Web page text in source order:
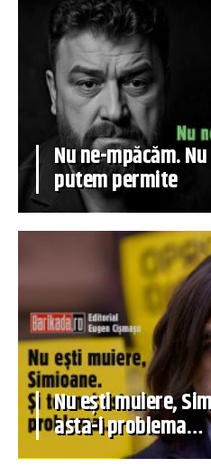
Nu ne-mpăcăm.
putem permite
Nu ești muiere,
asta-i problema…